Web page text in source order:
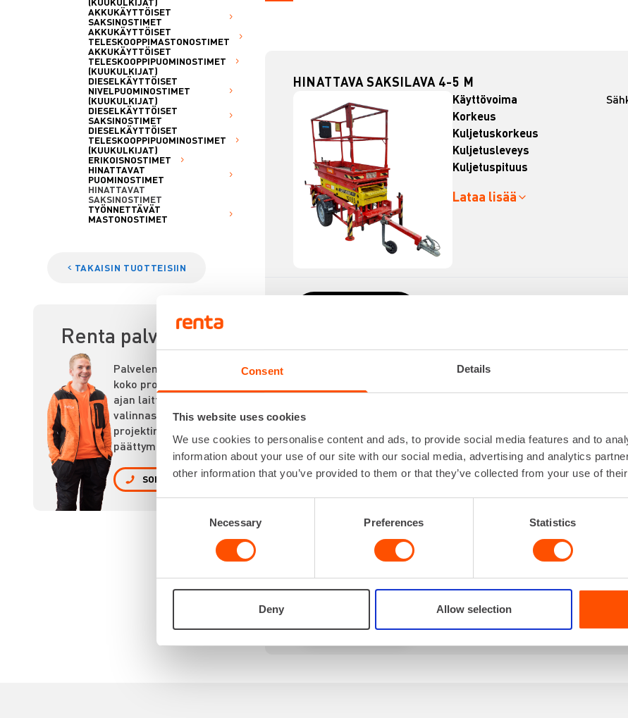
Consent Details
This website uses cookies
We use cookies to personalise content and ads, to provide social media features and to
information about your use of our site with our social media, advertising and analytics
other information that you’ve provided to them or that they’ve collected from your use of
Necessary Preferences Statistics
Deny Allow selection
AKKUKÄYTTÖISET
SAKSINOSTIMET
AKKUKÄYTTÖISET
TELESKOOPPIMASTONOSTIMET
AKKUKÄYTTÖISET
TELESKOOPPIPUOMINOSTIMET
(KUUKULKIJAT)
DIESELKÄYTTÖISET
NIVELPUOMINOSTIMET
(KUUKULKIJAT)
DIESELKÄYTTÖISET
SAKSINOSTIMET
DIESELKÄYTTÖISET
TELESKOOPPIPUOMINOSTIMET
(KUUKULKIJAT)
ERIKOISNOSTIMET
HINATTAVAT
PUOMINOSTIMET
HINATTAVAT
SAKSINOSTIMET
TYÖNNETTÄVÄT
MASTONOSTIMET
TAKAISIN TUOTTEISIIN
Renta palvelee
Palvelemme
koko prosessin
ajan laitteiden
valinnasta
projektin
päättymiseen.
SOITA
HINATTAVA SAKSILAVA 4-5 M
Käyttövoima
Korkeus
Kuljetuskorkeus
Kuljetusleveys
Kuljetuspituus
Lataa lisää
Korkeus
Kuljetuskorkeus
Kuljetusleveys